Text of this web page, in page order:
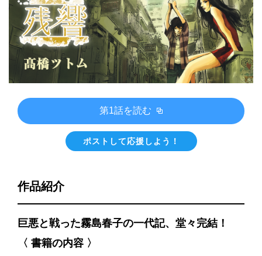
第1話を読む
ポストして応援しよう！
作品紹介
巨悪と戦った霧島春子の一代記、堂々完結！
〈 書籍の内容 〉